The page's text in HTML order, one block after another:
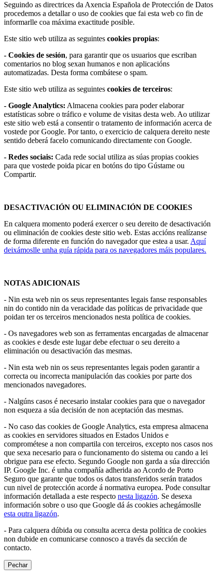
Seguindo as directrices da Axencia Española de Protección de Datos
procedemos a detallar o uso de cookies que fai esta web co fin de
informarlle coa máxima exactitude posible.
Este sitio web utiliza as seguintes cookies propias:
- Cookies de sesión, para garantir que os usuarios que escriban
comentarios no blog sexan humanos e non aplicacións
automatizadas. Desta forma combátese o spam.
Este sitio web utiliza as seguintes cookies de terceiros:
- Google Analytics: Almacena cookies para poder elaborar
estatísticas sobre o tráfico e volume de visitas desta web. Ao utilizar
este sitio web está a consentir o tratamento de información acerca de
vostede por Google. Por tanto, o exercicio de calquera dereito neste
sentido deberá facelo comunicando directamente con Google.
- Redes sociais: Cada rede social utiliza as súas propias cookies
para que vostede poida picar en botóns do tipo Gústame ou
Compartir.
DESACTIVACIÓN OU ELIMINACIÓN DE COOKIES
En calquera momento poderá exercer o seu dereito de desactivación
ou eliminación de cookies deste sitio web. Estas accións realízanse
de forma diferente en función do navegador que estea a usar. Aquí
deixámoslle unha guía rápida para os navegadores máis populares.
NOTAS ADICIONAIS
- Nin esta web nin os seus representantes legais fanse responsables
nin do contido nin da veracidade das políticas de privacidade que
poidan ter os terceiros mencionados nesta política de cookies.
- Os navegadores web son as ferramentas encargadas de almacenar
as cookies e desde este lugar debe efectuar o seu dereito a
eliminación ou desactivación das mesmas.
- Nin esta web nin os seus representantes legais poden garantir a
correcta ou incorrecta manipulación das cookies por parte dos
mencionados navegadores.
- Nalgúns casos é necesario instalar cookies para que o navegador
non esqueza a súa decisión de non aceptación das mesmas.
- No caso das cookies de Google Analytics, esta empresa almacena
as cookies en servidores situados en Estados Unidos e
comprométese a non compartila con terceiros, excepto nos casos nos
que sexa necesario para o funcionamento do sistema ou cando a lei
obrigue para ese efecto. Segundo Google non garda a súa dirección
IP. Google Inc. é unha compañía adherida ao Acordo de Porto
Seguro que garante que todos os datos transferidos serán tratados
cun nivel de protección acorde á normativa europea. Pode consultar
información detallada a este respecto nesta ligazón. Se desexa
información sobre o uso que Google dá ás cookies achegámoslle
esta outra ligazón.
- Para calquera dúbida ou consulta acerca desta política de cookies
non dubide en comunicarse connosco a través da sección de
contacto.
Pechar